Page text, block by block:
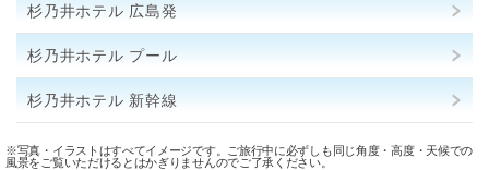
杉乃井ホテル 広島発
杉乃井ホテル プール
杉乃井ホテル 新幹線
※写真・イラストはすべてイメージです。ご旅行中に必ずしも同じ角度・高度・天候での
風景をご覧いただけるとはかぎりませんのでご了承ください。